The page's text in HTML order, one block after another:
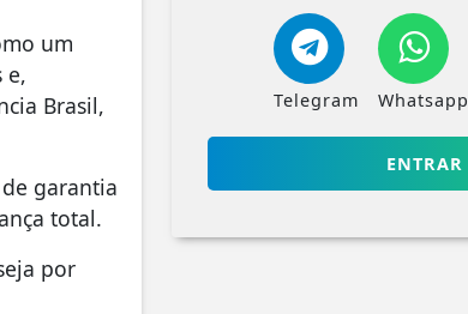
um
e,
Brasil,
garantia
total.
por
Telegram Whatsapp
ENTRAR